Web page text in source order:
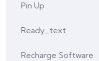
Pin Up
Ready_text
Recharge Software